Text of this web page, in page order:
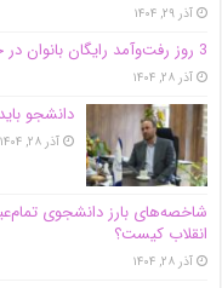
آذر ۲۹, ۱۴۰۴
3 روز رفت‌وآمد رایگان بانوان در خطوط اتوبوسرانی شهری کرج
آذر ۲۸, ۱۴۰۴
دانشجو
آذر ۲۸, ۱۴۰۴
شاخصه‌های بارز دانشجوی
انقلاب کیست؟
آذر ۲۸, ۱۴۰۴